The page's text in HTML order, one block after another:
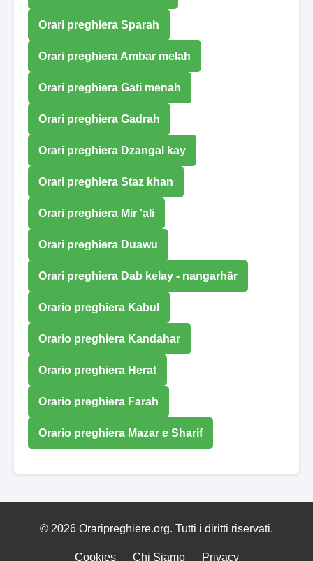
Orari preghiera Sparah
Orari preghiera Ambar melah
Orari preghiera Gati menah
Orari preghiera Gadrah
Orari preghiera Dzangal kay
Orari preghiera Staz khan
Orari preghiera Mir 'ali
Orari preghiera Duawu
Orari preghiera Dab kelay - nangarhār
Orario preghiera Kabul
Orario preghiera Kandahar
Orario preghiera Herat
Orario preghiera Farah
Orario preghiera Mazar e Sharif
© 2026 Oraripreghiere.org. Tutti i diritti riservati.
Cookies Chi Siamo Privacy